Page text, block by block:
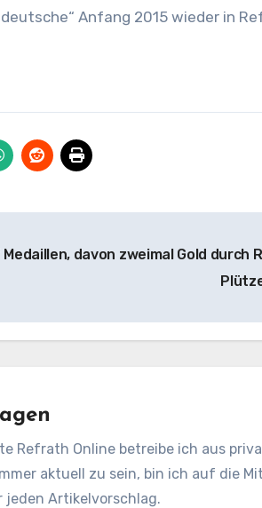
Anfang 2015 wieder in
davon zweimal Gold durch
Refrath Online betreibe ich aus
aktuell zu sein, bin ich auf die
jeden Artikelvorschlag.